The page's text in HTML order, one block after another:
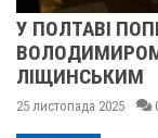
У ПОЛТАВІ
ЛІЩИНСЬКИМ
25 листопада 2025